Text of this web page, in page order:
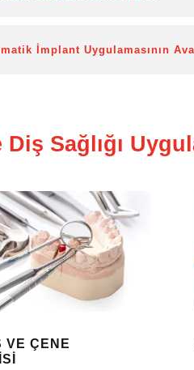
İmplant Uygulamasının
Diş Sağlığı
VE ÇENE